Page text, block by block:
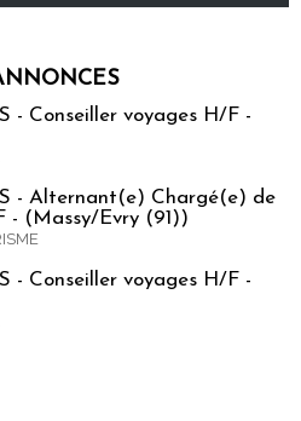
- Conseiller voyages H/F -
- Alternant(e) Chargé(e) de
- (Massy/Evry (91))
- Conseiller voyages H/F -